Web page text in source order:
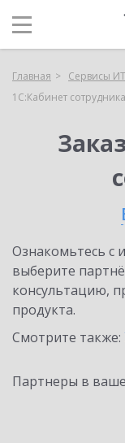
Главная Сервисы
1С:Кабинет
Ознакомьтесь с
выберите
консультацию,
продукта.
Смотрите также:
Партнеры в